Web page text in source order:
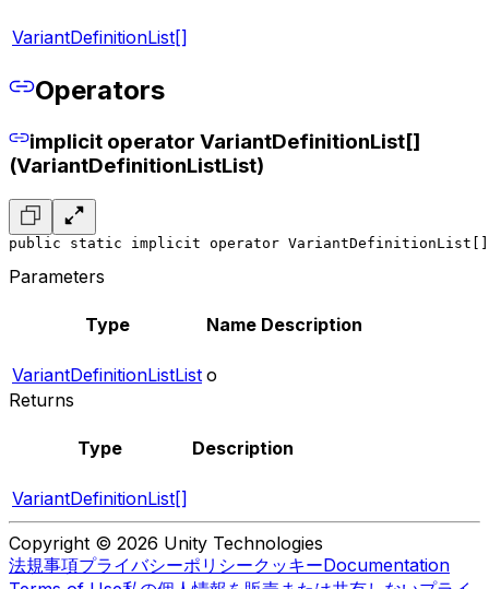
VariantDefinitionList[]
Operators
implicit operator VariantDefinitionList[]
(VariantDefinitionListList)
public static implicit operator
Parameters
Type Name Description
VariantDefinitionListList o
Returns
Type Description
VariantDefinitionList[]
Copyright © 2026 Unity Technologies
法規事項プライバシーポリシークッキーDocumentation